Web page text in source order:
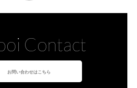
Contact
お問い合わせはこちら